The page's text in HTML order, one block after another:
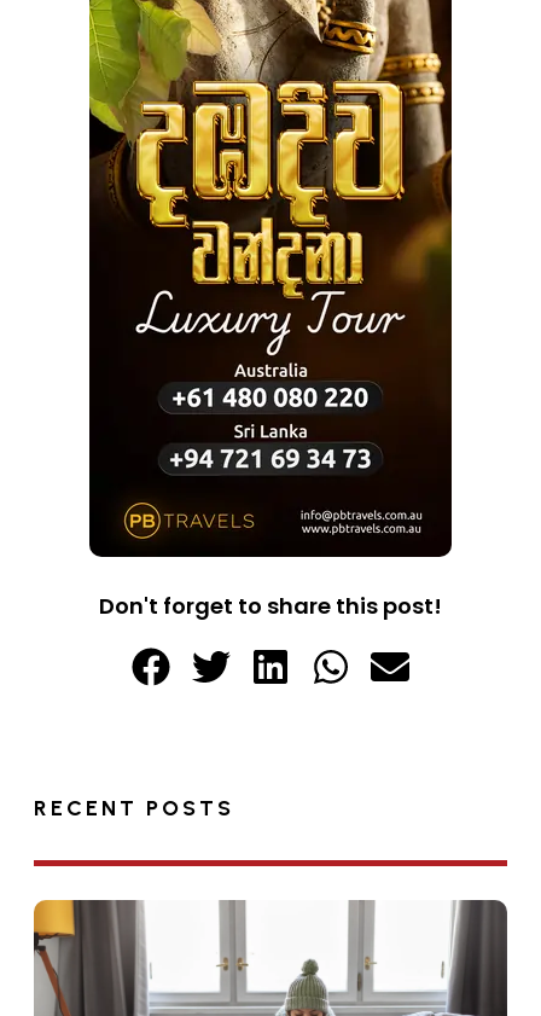
Don't forget to share this post!
RECENT POSTS